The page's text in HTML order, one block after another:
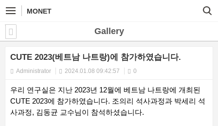
MONET
Gallery
CUTE 2023(베트남 나트랑)에 참가하였습니다.
Administrator 2024.01.08 09:42:57 0
우리 연구실은 지난 2023년 12월에 베트남 나트랑에 개최된
CUTE 2023에 참가하였습니다. 조의리 석사과정과 박세리 석
사과정, 김동균 교수님이 참석하셨습니다.